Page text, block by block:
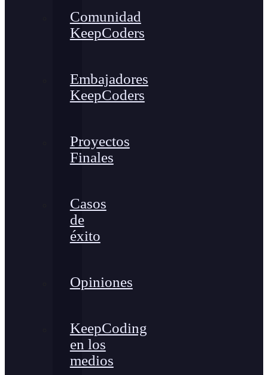
Comunidad
KeepCoders
Embajadores
KeepCoders
Proyectos
Finales
Casos
de
éxito
Opiniones
KeepCoding
en los
medios